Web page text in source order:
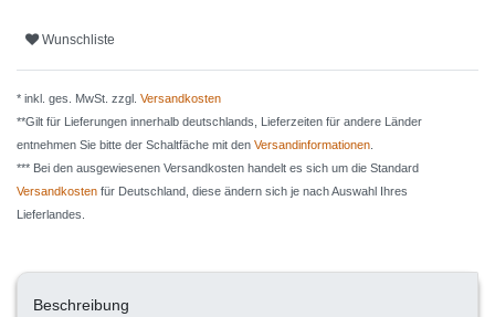
Wunschliste
* inkl. ges. MwSt. zzgl. Versandkosten
**Gilt für Lieferungen innerhalb deutschlands, Lieferzeiten für andere Länder
entnehmen Sie bitte der Schaltfäche mit den Versandinformationen
*** Bei den ausgewiesenen Versandkosten handelt es sich um die Standard
Versandkosten für Deutschland, diese ändern sich je nach Auswahl Ihres
Lieferlandes.
Beschreibung